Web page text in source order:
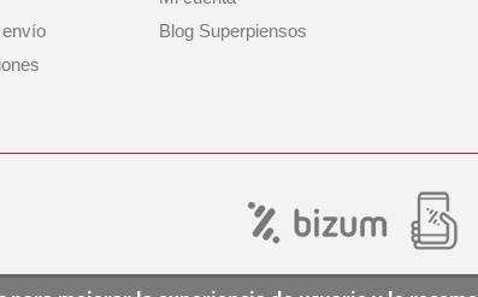
8,90 €
Blog Superpiensos